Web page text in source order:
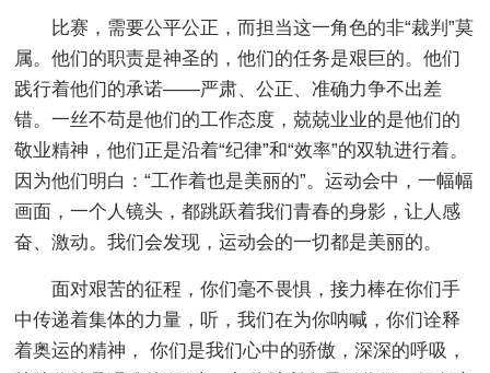
比赛，需要公平公正，而担当这一角色的非“裁判”莫
属。他们的职责是神圣的，他们的任务是艰巨的。他们
践行着他们的承诺——严肃、公正、准确力争不出差
错。一丝不苟是他们的工作态度，兢兢业业的是他们的
敬业精神，他们正是沿着“纪律”和“效率”的双轨进行着。
因为他们明白：“工作着也是美丽的”。运动会中，一幅幅
画面，一个人镜头，都跳跃着我们青春的身影，让人感
奋、激动。我们会发现，运动会的一切都是美丽的。
面对艰苦的征程，你们毫不畏惧，接力棒在你们手
中传递着集体的力量，听，我们在为你呐喊，你们诠释
着奥运的精神， 你们是我们心中的骄傲，深深的呼吸，